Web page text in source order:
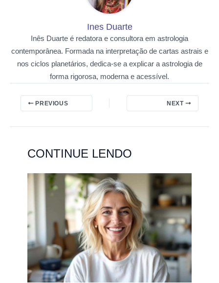
Ines Duarte
Inês Duarte é redatora e consultora em astrologia
contemporânea. Formada na interpretação de cartas astrais e
nos ciclos planetários, dedica-se a explicar a astrologia de
forma rigorosa, moderna e acessível.
PREVIOUS NEXT
CONTINUE LENDO